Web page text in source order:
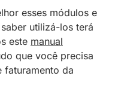
esses módulos e
utilizá-los terá
este manual
que você precisa
faturamento da